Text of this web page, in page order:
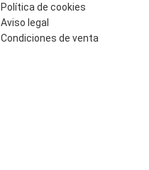
Política de cookies
Aviso legal
Condiciones de venta